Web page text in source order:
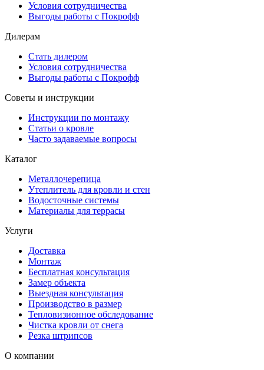
Условия сотрудничества
Выгоды работы с Покрофф
Дилерам
Стать дилером
Условия сотрудничества
Выгоды работы с Покрофф
Советы и инструкции
Инструкции по монтажу
Статьи о кровле
Часто задаваемые вопросы
Каталог
Металлочерепица
Утеплитель для кровли и стен
Водосточные системы
Материалы для террасы
Услуги
Доставка
Монтаж
Бесплатная консультация
Замер объекта
Выездная консультация
Производство в размер
Тепловизионное обследование
Чистка кровли от снега
Резка штрипсов
О компании